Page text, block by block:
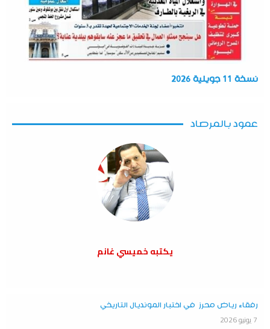
نسخة 11 جويلية 2026
عمود بالمرصاد
يكتبه خميسي غانم
رفقاء رياض محرز في اختبار المونديال التاريخي
7 يونيو 2026